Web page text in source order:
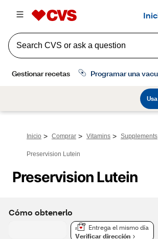
Inicio > Comprar > Vitamins > Supplements
Preservision Lutein
Preservision Lutein
Cómo obtenerlo
Entrega el mismo día
Verificar dirección